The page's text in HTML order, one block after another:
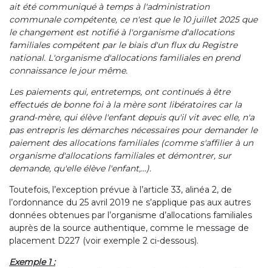
ait été communiqué à temps à l'administration
communale compétente, ce n'est que le 10 juillet 2025 que
le changement est notifié à l'organisme d'allocations
familiales compétent par le biais d'un flux du Registre
national. L'organisme d'allocations familiales en prend
connaissance le jour même.
Les paiements qui, entretemps, ont continués à être
effectués de bonne foi à la mère sont libératoires car la
grand-mère, qui élève l'enfant depuis qu'il vit avec elle, n'a
pas entrepris les démarches nécessaires pour demander le
paiement des allocations familiales (comme s'affilier à un
organisme d'allocations familiales et démontrer, sur
demande, qu'elle élève l'enfant,...).
Toutefois, l’exception prévue à l’article 33, alinéa 2, de
l’ordonnance du 25 avril 2019 ne s’applique pas aux autres
données obtenues par l’organisme d’allocations familiales
auprès de la source authentique, comme le message de
placement D227 (voir exemple 2 ci-dessous).
Exemple 1 :